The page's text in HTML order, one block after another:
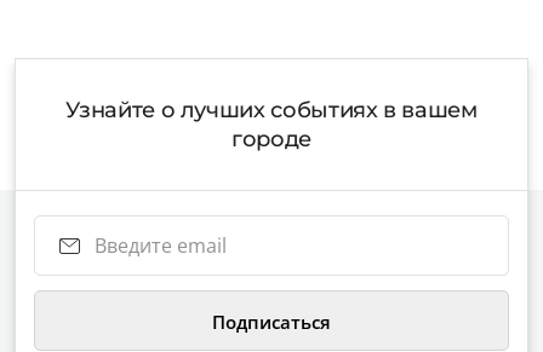
Узнайте о лучших событиях в вашем
городе